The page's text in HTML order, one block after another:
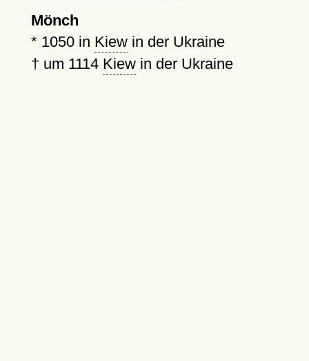
Mönch
* 1050in Kiewin der Ukraine
† um 1114 Kiewin der Ukraine